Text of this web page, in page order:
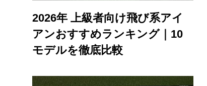
2026年 上級者向け飛び系アイ
アンおすすめランキング｜10
モデルを徹底比較